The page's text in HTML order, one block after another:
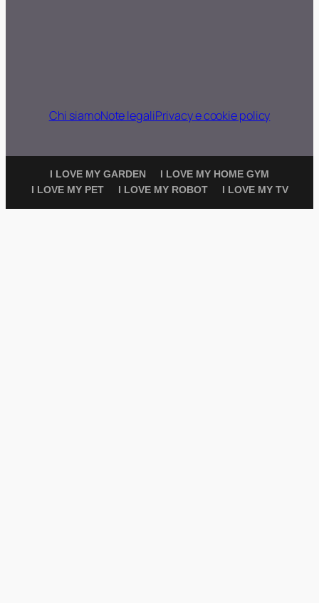
Chi siamoNote legaliPrivacy e cookie policy
I LOVE MY GARDEN
I LOVE MY HOME GYM
I LOVE MY PET
I LOVE MY ROBOT I LOVE MY TV